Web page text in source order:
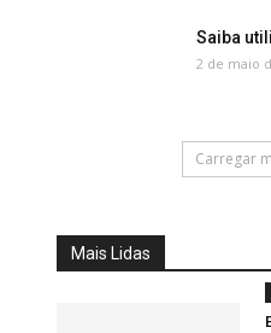
Saiba
2 de maio
Carregar
Mais Lidas